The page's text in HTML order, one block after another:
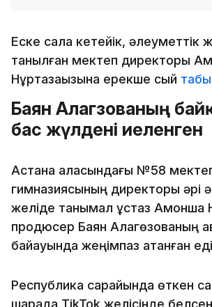
Еске сала кетейік, әлеуметтік
танылған мектеп директоры
Нұртазақызына ерекше сый
Баян Алагөзованың
бас жүлдені иеленген
Астана қаласындағы №58
гимназиясының директоры әрі
желіде танымал ұстаз Ақмоншақ
продюсер Баян Алагөзованың
байқауында жеңімпаз атанған
Республика сарайында өткен
шарада TikTok желісінде